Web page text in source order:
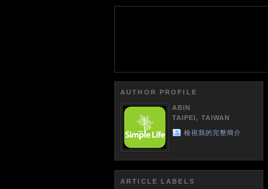
AUTHOR PROFILE
ABIN
TAIPEI, TAIWAN
檢視我的完整簡介
ARTICLE LABELS